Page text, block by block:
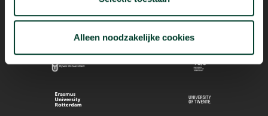
Alleen noodzakelijke cookies